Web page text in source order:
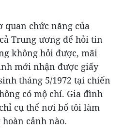
quan chức năng của
Trung ương để hỏi tin
không hỏi được, mãi
mới nhận được giấy
tháng 5/1972 tại chiến
có mộ chí. Gia đình
cụ thể nơi bố tôi làm
cảnh nào.